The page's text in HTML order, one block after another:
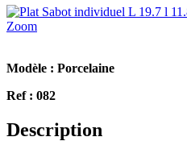
Zoom
Modèle : Porcelaine
Ref : 082
Description